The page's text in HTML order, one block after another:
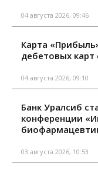
04 августа 2026, 09:46
Карта
дебетовых карт
04 августа 2026, 09:10
Банк Уралсиб
конференции
03 августа 2026, 10:53